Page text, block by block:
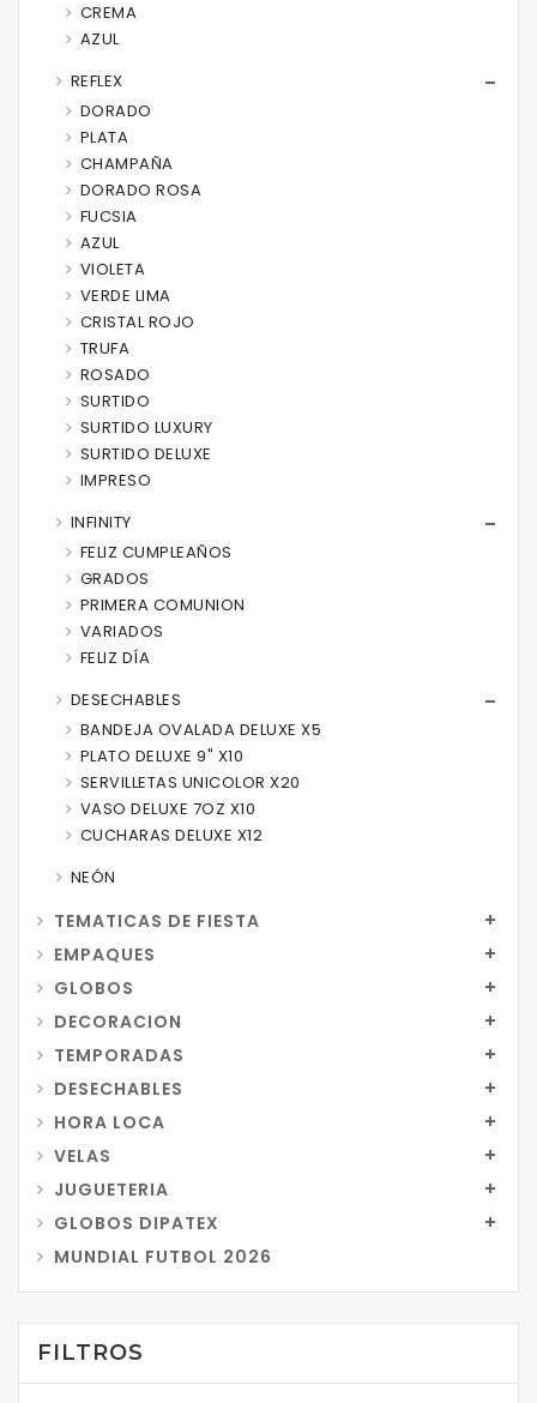
CREMA
AZUL
REFLEX
DORADO
PLATA
CHAMPAÑA
DORADO ROSA
FUCSIA
AZUL
VIOLETA
VERDE LIMA
CRISTAL ROJO
TRUFA
ROSADO
SURTIDO
SURTIDO LUXURY
SURTIDO DELUXE
IMPRESO
INFINITY
FELIZ CUMPLEAÑOS
GRADOS
PRIMERA COMUNION
VARIADOS
FELIZ DÍA
DESECHABLES
BANDEJA OVALADA DELUXE X5
PLATO DELUXE 9" X10
SERVILLETAS UNICOLOR X20
VASO DELUXE 7OZ X10
CUCHARAS DELUXE X12
NEÓN
TEMATICAS DE FIESTA
EMPAQUES
GLOBOS
DECORACION
TEMPORADAS
DESECHABLES
HORA LOCA
VELAS
JUGUETERIA
GLOBOS DIPATEX
MUNDIAL FUTBOL 2026
FILTROS